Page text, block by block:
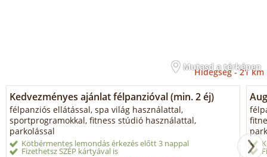
Mutasd a térképen
Hidegség -21 km
Kedvezményes ajánlat félpanzióval (min. 2 éj)
félpanziós ellátással, spa világ használattal,
sportprogramokkal, fitness stúdió használattal,
parkolással
Kötbérmentes lemondás érkezés előtt 3 nappal
Fizethetsz SZÉP kártyával is